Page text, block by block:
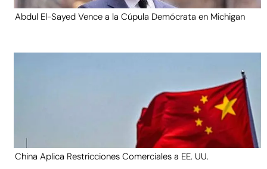
Abdul El-Sayed Vence a la Cúpula Demócrata en Michigan
China Aplica Restricciones Comerciales a EE. UU.